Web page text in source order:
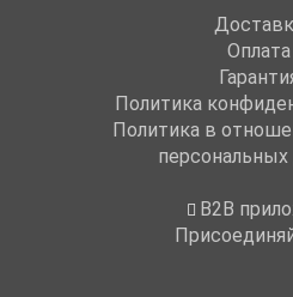
Оплата
Политика
Политика в
B2B